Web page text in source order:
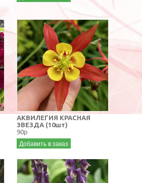
АКВИЛЕГИЯ КРАСНАЯ
ЗВЕЗДА (10шт)
90р
Добавить в заказ